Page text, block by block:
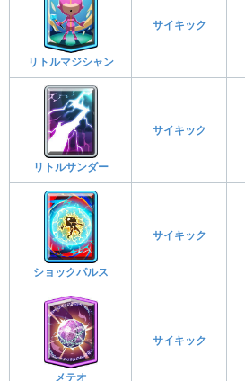
リトルマジシャン
サイキック
リトルサンダー
サイキック
ショックパルス
サイキック
メテオ
サイキック